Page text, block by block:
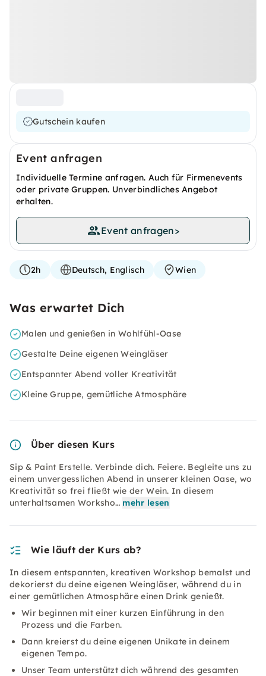
Gutschein kaufen
Event anfragen
Individuelle Termine anfragen. Auch für Firmenevents
oder private Gruppen. Unverbindliches Angebot
erhalten.
Event anfragen>
2h Deutsch, Englisch Wien
Was erwartet Dich
Malen und genießen in Wohlfühl-Oase
Gestalte Deine eigenen Weingläser
Entspannter Abend voller Kreativität
Kleine Gruppe, gemütliche Atmosphäre
Über diesen Kurs
Sip & Paint Erstelle. Verbinde dich. Feiere. Begleite uns zu
einem unvergesslichen Abend in unserer kleinen Oase, wo
Kreativität so frei fließt wie der Wein. In diesem
unterhaltsamen Worksho… mehr lesen
Wie läuft der Kurs ab?
In diesem entspannten, kreativen Workshop bemalst und
dekorierst du deine eigenen Weingläser, während du in
einer gemütlichen Atmosphäre einen Drink genießt.
Wir beginnen mit einer kurzen Einführung in den
Prozess und die Farben.
Dann kreierst du deine eigenen Unikate in deinem
eigenen Tempo.
Unser Team unterstützt dich während des gesamten